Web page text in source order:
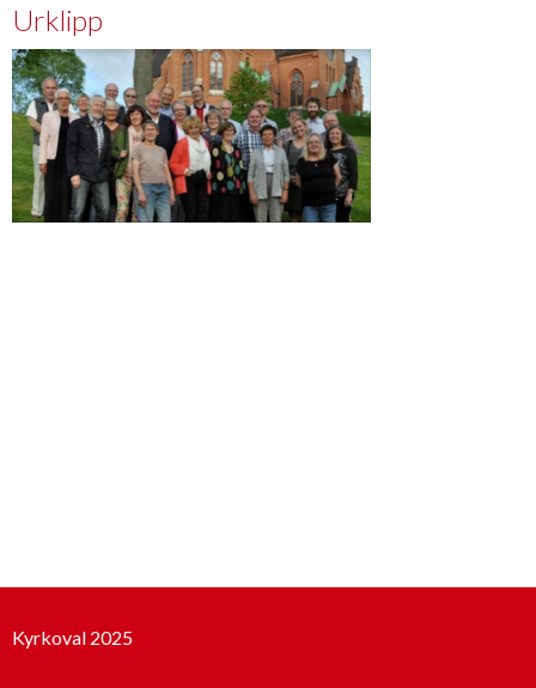
Urklipp
Kyrkoval 2025